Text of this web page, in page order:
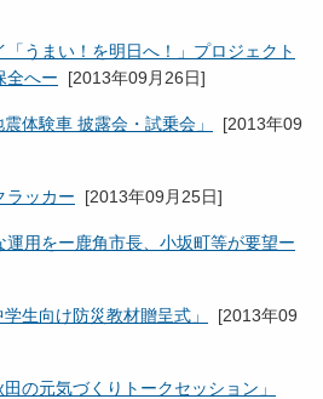
うまい！を明日へ！」プロジェクト
全へー [2013年09月26日]
体験車 披露会・試乗会」 [2013年09
ラッカー [2013年09月25日]
運用をー鹿角市長、小坂町等が要望ー
生向け防災教材贈呈式」 [2013年09
の元気づくりトークセッション」